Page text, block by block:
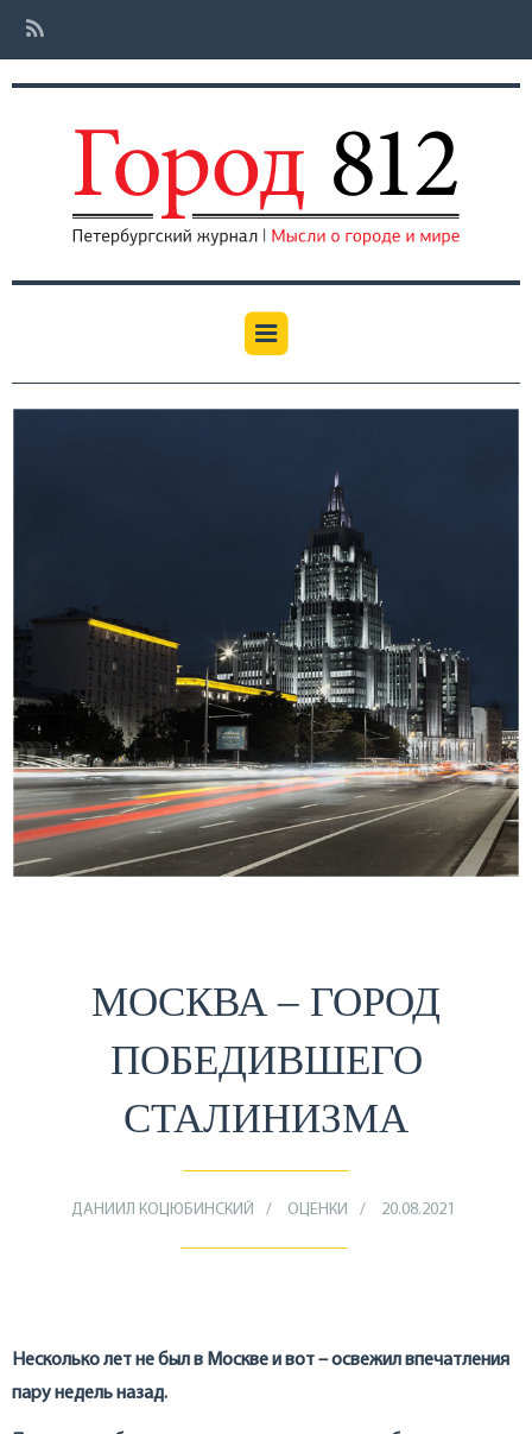
МОСКВА – ГОРОД
ПОБЕДИВШЕГО
СТАЛИНИЗМА
ДАНИИЛ КОЦЮБИНСКИЙ ОЦЕНКИ 20.08.2021
Несколько лет не был в Москве и вот – освежил впечатления
пару недель назад.